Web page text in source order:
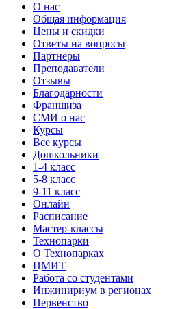
О нас
Общая информация
Цены и скидки
Ответы на вопросы
Партнёры
Преподаватели
Отзывы
Благодарности
Франшиза
СМИ о нас
Курсы
Все курсы
Дошкольники
1-4 класс
5-8 класс
9-11 класс
Онлайн
Расписание
Мастер-классы
Технопарки
О Технопарках
ЦМИТ
Работа со студентами
Инжинириум в регионах
Первенство